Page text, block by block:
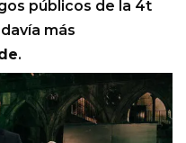
públicos de la 4t
más
.